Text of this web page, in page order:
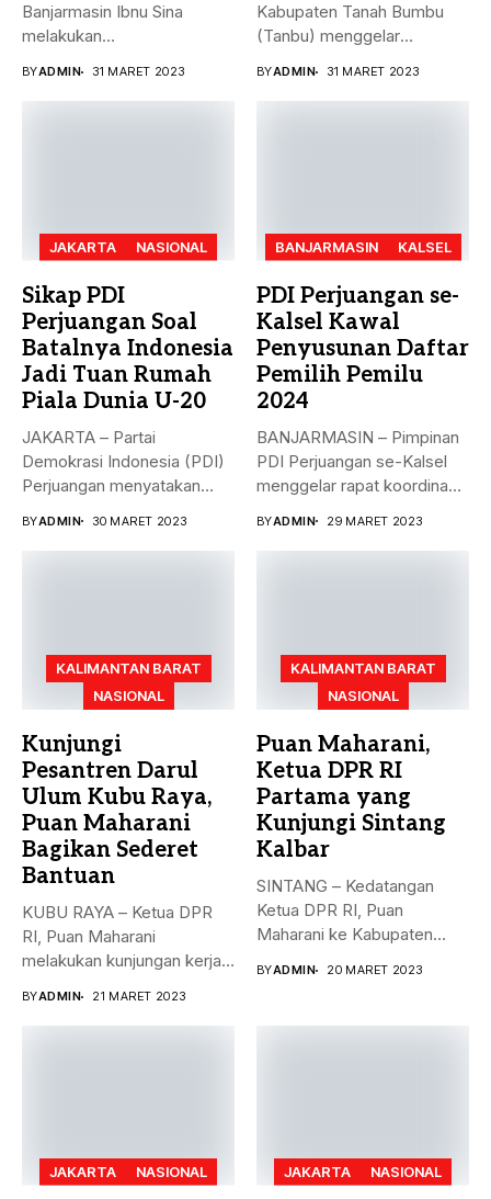
Banjarmasin Ibnu Sina
melakukan
BYADMIN 31 MARET 2023
Kabupaten Tanah Bumbu
(Tanbu) menggelar
BYADMIN 31 MARET 2023
JAKARTA NASIONAL
Sikap PDI
Perjuangan Soal
Batalnya Indonesia
Jadi Tuan Rumah
Piala Dunia U-20
JAKARTA – Partai
Demokrasi Indonesia (PDI)
Perjuangan menyatakan
BYADMIN 30 MARET 2023
BANJARMASIN KALSEL
PDI Perjuangan se-
Kalsel Kawal
Penyusunan Daftar
Pemilih Pemilu
2024
BANJARMASIN – Pimpinan
PDI Perjuangan se-Kalsel
menggelar rapat koordinasi
BYADMIN 29 MARET 2023
KALIMANTAN BARAT
NASIONAL
Kunjungi
Pesantren Darul
Ulum Kubu Raya,
Puan Maharani
Bagikan Sederet
Bantuan
KUBU RAYA – Ketua DPR
RI, Puan Maharani
melakukan kunjungan kerja
BYADMIN 21 MARET 2023
KALIMANTAN BARAT
NASIONAL
Puan Maharani,
Ketua DPR RI
Partama yang
Kunjungi Sintang
Kalbar
SINTANG – Kedatangan
Ketua DPR RI, Puan
Maharani ke Kabupaten
BYADMIN 20 MARET 2023
JAKARTA NASIONAL JAKARTA NASIONAL